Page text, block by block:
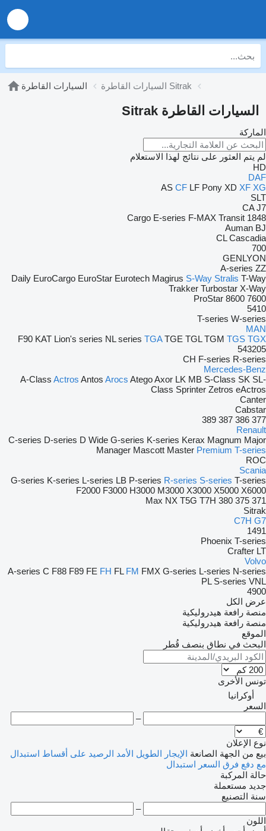
السيارات القاطرة السيارات القاطرة Sitrak
السيارات القاطرة Sitrak
الماركة
لم يتم العثور على نتائج لهذا الاستعلام
HD
DAF
AS CF LF Pony XD XF XG
SLT
CA J7
1848
Cargo E-series F-MAX Transit
Auman BJ
CL Cascadia
700
GENLYON
A-series ZZ
Daily EuroCargo EuroStar Eurotech Magirus S-Way Stralis T-Way
Trakker Turbostar X-Way
7600
8600
ProStar
5410
T-series W-series
MAN
F90 KAT Lion's series NL series TGA TGE TGL TGM TGS TGX
543205
CH F-series R-series
Mercedes-Benz
A-Class Actros Antos Arocs AtegoAxor LK MB S-Class SK SL-
Class Sprinter Zetros eActros
Canter
Cabstar
377
386
387
389
Renault
C-series D-series D Wide G-series K-series Kerax Magnum Major
Manager Mascott Master Premium T-series
ROC
Scania
G-series K-series L-series LB P-series R-series S-series T-series
F2000 F3000 H3000 M3000 X3000 X5000 X6000
371
375
380
Max NX T5G T7H
Sitrak
C7H G7
1491
Phoenix T-series
Crafter LT
Volvo
A-series C F88 F89 FE FH FL FM FMX G-series L-series N-series
PL S-series VNL
4900
عرض الكل
منصة رافعة هيدروليكية
منصة رافعة هيدروليكية
الموقع
البحث في نطاق بنصف قُطر
تونس الأخرى
أوكرانيا
السعر
–
نوع الإعلان
بيع من الجهة الصانعة الإيجار الطويل الأمد الرصيد على أقساط استبدال
مع دفع فرق السعر استبدال
حالة المركبة
جديد مستعملة
سنة التصنيع
–
اللون